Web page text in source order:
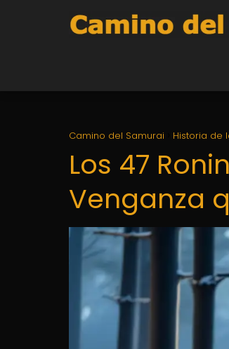
Camino del Samurai Historia de
Los 47
Venganza